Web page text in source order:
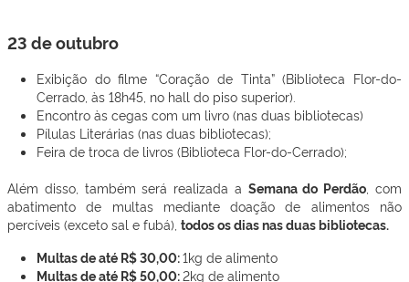
23 de outubro
Exibição do filme “Coração de Tinta” (Biblioteca Flor-do-
Cerrado, às 18h45, no hall do piso superior).
Encontro às cegas com um livro (nas duas bibliotecas)
Pílulas Literárias (nas duas bibliotecas);
Feira de troca de livros (Biblioteca Flor-do-Cerrado);
Além disso, também será realizada a Semana do Perdão , com
abatimento de multas mediante doação de alimentos não
percíveis (exceto sal e fubá), todos os dias nas duas bibliotecas.
Multas de até R$ 30,00:1kg de alimento
Multas de até R$ 50,00:2kg de alimento